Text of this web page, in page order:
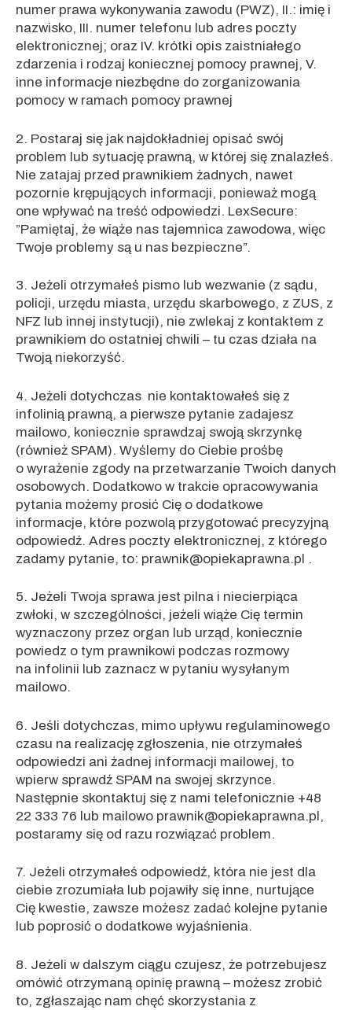
numer prawa wykonywania zawodu (PWZ), II.: imię i
nazwisko, III. numer telefonu lub adres poczty
elektronicznej; oraz IV. krótki opis zaistniałego
zdarzenia i rodzaj koniecznej pomocy prawnej, V.
inne informacje niezbędne do zorganizowania
pomocy w ramach pomocy prawnej
2. Postaraj się jak najdokładniej opisać swój
problem lub sytuację prawną, w której się znalazłeś.
Nie zatajaj przed prawnikiem żadnych, nawet
pozornie krępujących informacji, ponieważ mogą
one wpływać na treść odpowiedzi. LexSecure:
”Pamiętaj, że wiąże nas tajemnica zawodowa, więc
Twoje problemy są u nas bezpieczne”.
3. Jeżeli otrzymałeś pismo lub wezwanie (z sądu,
policji, urzędu miasta, urzędu skarbowego, z ZUS, z
NFZ lub innej instytucji), nie zwlekaj z kontaktem z
prawnikiem do ostatniej chwili – tu czas działa na
Twoją niekorzyść.
4. Jeżeli dotychczas nie kontaktowałeś się z
infolinią prawną, a pierwsze pytanie zadajesz
mailowo, koniecznie sprawdzaj swoją skrzynkę
(również SPAM). Wyślemy do Ciebie prośbę
o wyrażenie zgody na przetwarzanie Twoich danych
osobowych. Dodatkowo w trakcie opracowywania
pytania możemy prosić Cię o dodatkowe
informacje, które pozwolą przygotować precyzyjną
odpowiedź. Adres poczty elektronicznej, z którego
zadamy pytanie, to: prawnik@opiekaprawna.pl .
5. Jeżeli Twoja sprawa jest pilna i niecierpiąca
zwłoki, w szczególności, jeżeli wiąże Cię termin
wyznaczony przez organ lub urząd, koniecznie
powiedz o tym prawnikowi podczas rozmowy
na infolinii lub zaznacz w pytaniu wysyłanym
mailowo.
6. Jeśli dotychczas, mimo upływu regulaminowego
czasu na realizację zgłoszenia, nie otrzymałeś
odpowiedzi ani żadnej informacji mailowej, to
wpierw sprawdź SPAM na swojej skrzynce.
Następnie skontaktuj się z nami telefonicznie +48
22 333 76 lub mailowo prawnik@opiekaprawna.pl,
postaramy się od razu rozwiązać problem.
7. Jeżeli otrzymałeś odpowiedź, która nie jest dla
ciebie zrozumiała lub pojawiły się inne, nurtujące
Cię kwestie, zawsze możesz zadać kolejne pytanie
lub poprosić o dodatkowe wyjaśnienia.
8. Jeżeli w dalszym ciągu czujesz, że potrzebujesz
omówić otrzymaną opinię prawną – możesz zrobić
to, zgłaszając nam chęć skorzystania z